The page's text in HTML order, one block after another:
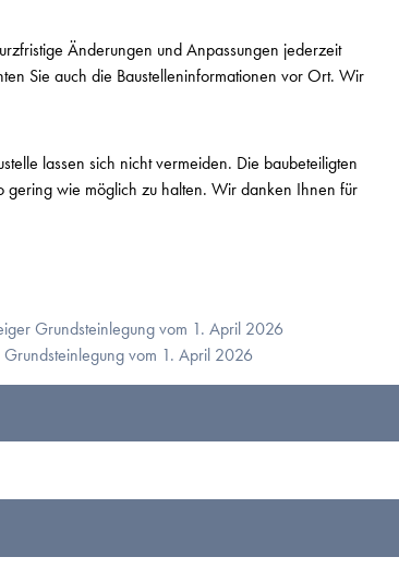
Änderungen und Anpassungen jederzeit
Sie auch die Baustelleninformationen vor Ort. Wir
lassen sich nicht vermeiden. Die baubeteiligten
gering wie möglich zu halten. Wir danken Ihnen für
Grundsteinlegung vom 1. April 2026
vom 1. April 2026